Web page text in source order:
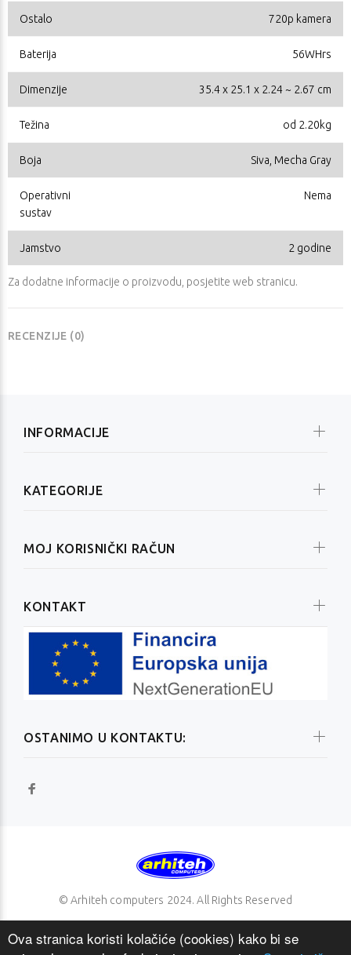
Ova stranica koristi kolačiće (cookies) kako bi se
Ostalo 720p kamera
Baterija 56WHrs
Dimenzije 35.4 x 25.1 x 2.24 ~ 2.67 cm
Težina od 2.20kg
Boja Siva, Mecha Gray
Operativni
sustav
Nema
Jamstvo 2 godine
Za dodatne informacije o proizvodu, posjetite web stranicu.
RECENZIJE (0)
OSTANIMO U KONTAKTU:
INFORMACIJE
KATEGORIJE
MOJ KORISNIČKI RAČUN
KONTAKT
© Arhiteh computers 2024. All Rights Reserved